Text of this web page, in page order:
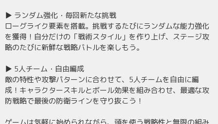
▶ ランダム強化・毎回新たな挑戦
ローグライク要素を搭載。挑戦するたびにランダムな能力強化
を獲得！自分だけの「戦術スタイル」を作り上げ、ステージ攻
略のたびに新鮮な戦略バトルを楽しもう。
▶ 5人チーム・自由編成
敵の特性や攻撃パターンに合わせて、5人チームを自由に編
成！キャラクタースキルとボール効果を組み合わせ、最適な攻
防戦略で最後の防衛ラインを守り抜こう！